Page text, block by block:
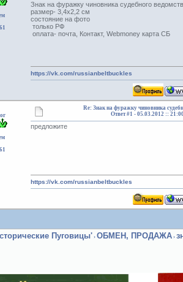
Знак на фуражку чиновника судебного
размер- 3,4х2,2 см
состояние на фото
только РФ
оплата- почта, Контакт, Webmoney карта СБ
https://vk.com/russianbeltbuckles
Re: Знак на фуражку чиновника
Ответ #1 -05.03.2012 ::
предложите
https://vk.com/russianbeltbuckles
Пуговицы' › ОБМЕН, ПРОДАЖА ›